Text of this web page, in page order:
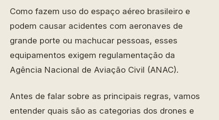
Como fazem uso do espaço aéreo brasileiro e
podem causar acidentes com aeronaves de
grande porte ou machucar pessoas, esses
equipamentos exigem regulamentação da
Agência Nacional de Aviação Civil (ANAC).
Antes de falar sobre as principais regras, vamos
entender quais são as categorias dos drones e